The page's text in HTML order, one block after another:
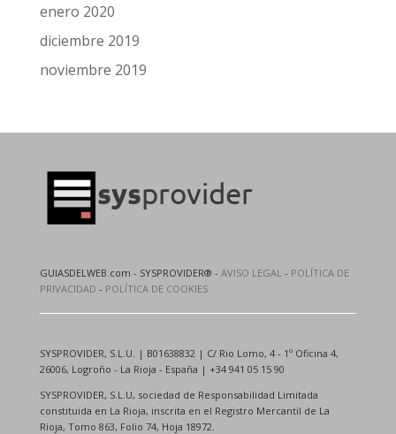
enero 2020
diciembre 2019
noviembre 2019
GUIASDELWEB.com - SYSPROVIDER® - AVISO LEGAL- POLÍTICA DE
PRIVACIDAD - POLÍTICA DE COOKIES
SYSPROVIDER, S.L.U. | B01638832 | C/ Rio Lomo, 4 - 1º Oficina 4,
26006, Logroño - La Rioja - España | +34 941 05 15 90
SYSPROVIDER, S.L.U, sociedad de Responsabilidad Limitada
constituida en La Rioja, inscrita en el Registro Mercantil de La
Rioja, Tomo 863, Folio 74, Hoja 18972.